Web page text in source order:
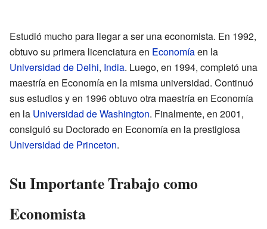
Estudió mucho para llegar a ser una economista. En 1992,
obtuvo su primera licenciatura en Economíaen la
Universidad de Delhi, India. Luego, en 1994, completó una
maestría en Economía en la misma universidad. Continuó
sus estudios y en 1996 obtuvo otra maestría en Economía
en la Universidad de Washington. Finalmente, en 2001,
consiguió su Doctorado en Economía en la prestigiosa
Universidad de Princeton.
Su Importante Trabajo como
Economista